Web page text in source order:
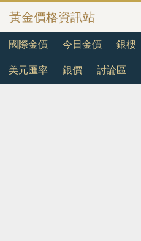
黃金價格資訊站
國際金價 今日金價 銀樓
美元匯率 銀價 討論區